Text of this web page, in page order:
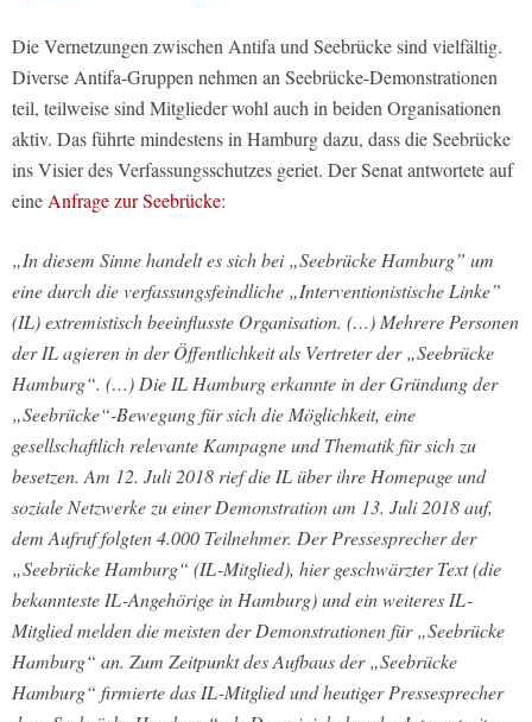
Die Vernetzungen zwischen Antifa und Seebrücke sind vielfältig.
Diverse Antifa-Gruppen nehmen an Seebrücke-Demonstrationen
teil, teilweise sind Mitglieder wohl auch in beiden Organisationen
aktiv. Das führte mindestens in Hamburg dazu, dass die Seebrücke
ins Visier des Verfassungsschutzes geriet. Der Senat antwortete auf
eine Anfrage zur Seebrücke:
„In diesem Sinne handelt es sich bei „Seebrücke Hamburg” um
eine durch die verfassungsfeindliche „Interventionistische Linke”
(IL) extremistisch beeinflusste Organisation. (…) Mehrere Personen
der IL agieren in der Öffentlichkeit als Vertreter der „Seebrücke
Hamburg“. (…) Die IL Hamburg erkannte in der Gründung der
„Seebrücke“-Bewegung für sich die Möglichkeit, eine
gesellschaftlich relevante Kampagne und Thematik für sich zu
besetzen. Am 12. Juli 2018 rief die IL über ihre Homepage und
soziale Netzwerke zu einer Demonstration am 13. Juli 2018 auf,
dem Aufruf folgten 4.000 Teilnehmer. Der Pressesprecher der
„Seebrücke Hamburg“ (IL-Mitglied), hier geschwärzter Text (die
bekannteste IL-Angehörige in Hamburg) und ein weiteres IL-
Mitglied melden die meisten der Demonstrationen für „Seebrücke
Hamburg“ an. Zum Zeitpunkt des Aufbaus der „Seebrücke
Hamburg“ firmierte das IL-Mitglied und heutiger Pressesprecher